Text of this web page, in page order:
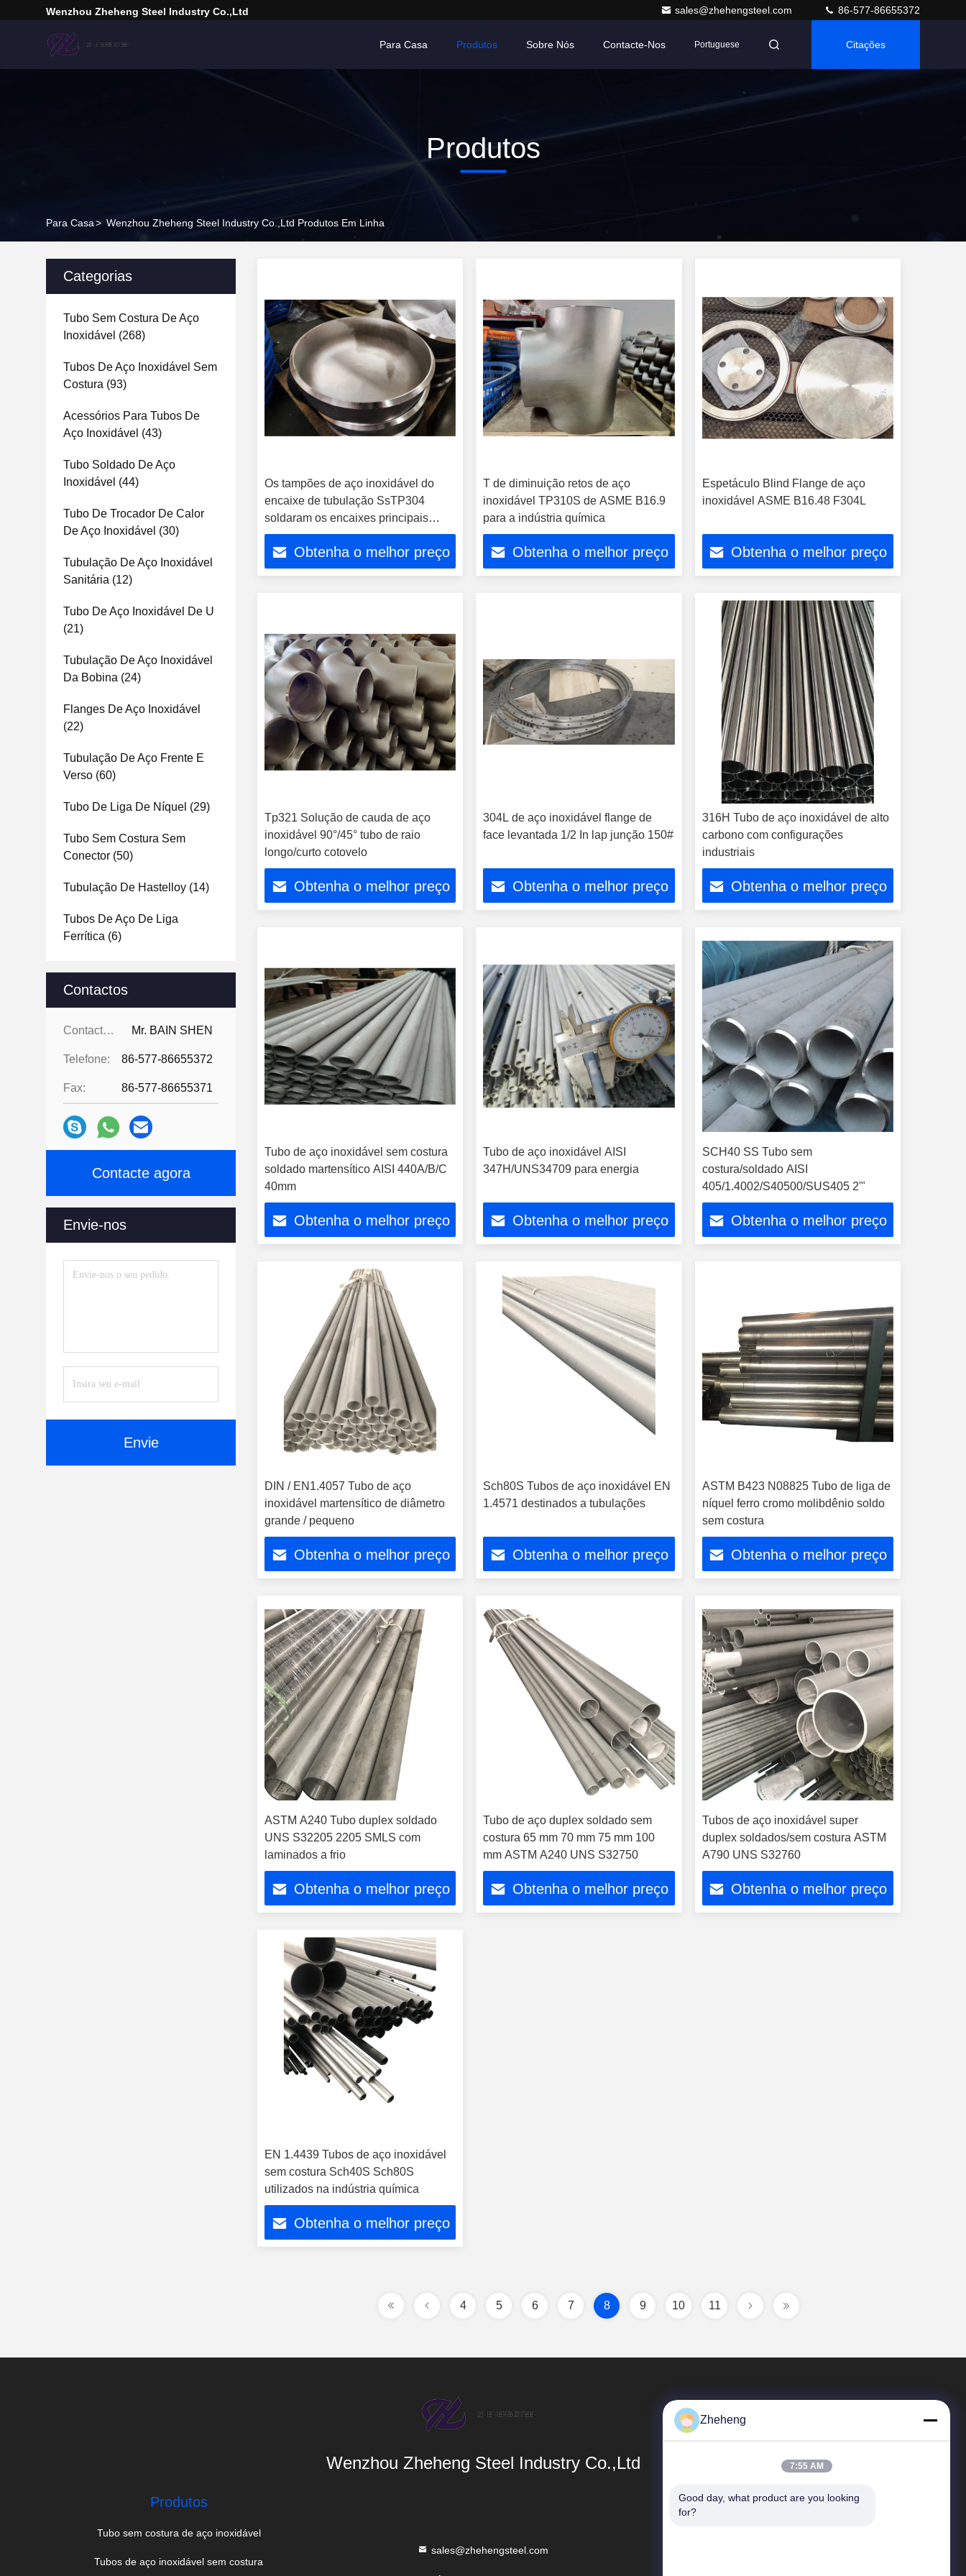
Wenzhou Zheheng Steel Industry Co.,Ltd sales@zhehengsteel.com 86-577-86655372
Para Casa Produtos Sobre Nós Contacte-Nos Portuguese Citações
Produtos
Para Casa> Wenzhou Zheheng Steel Industry Co.,Ltd Produtos Em Linha
Categorias
Tubo Sem Costura De Aço
Inoxidável (268)
Tubos De Aço Inoxidável Sem
Costura (93)
Acessórios Para Tubos De
Aço Inoxidável (43)
Tubo Soldado De Aço
Inoxidável (44)
Tubo De Trocador De Calor
De Aço Inoxidável (30)
Tubulação De Aço Inoxidável
Sanitária (12)
Tubo De Aço Inoxidável De U
(21)
Tubulação De Aço Inoxidável
Da Bobina (24)
Flanges De Aço Inoxidável
(22)
Tubulação De Aço Frente E
Verso (60)
Tubo De Liga De Níquel (29)
Tubo Sem Costura Sem
Conector (50)
Tubulação De Hastelloy (14)
Tubos De Aço De Liga
Ferrítica (6)
Contactos
Contactos: Mr. BAIN SHEN
Telefone: 86-577-86655372
Fax: 86-577-86655371
Contacte agora
Envie-nos
Envie
Os tampões de aço inoxidável do
encaixe de tubulação SsTP304
soldaram os encaixes principais
ovais do tampão de extremidade da
bola
Obtenha o melhor preço
T de diminuição retos de aço
inoxidável TP310S de ASME B16.9
para a indústria química
Obtenha o melhor preço
Espetáculo Blind Flange de aço
inoxidável ASME B16.48 F304L
Obtenha o melhor preço
Tp321 Solução de cauda de aço
inoxidável 90°/45° tubo de raio
longo/curto cotovelo
Obtenha o melhor preço
304L de aço inoxidável flange de
face levantada 1/2 In lap junção 150#
Obtenha o melhor preço
316H Tubo de aço inoxidável de alto
carbono com configurações
industriais
Obtenha o melhor preço
Tubo de aço inoxidável sem costura
soldado martensítico AISI 440A/B/C
40mm
Obtenha o melhor preço
Tubo de aço inoxidável AISI
347H/UNS34709 para energia
Obtenha o melhor preço
SCH40 SS Tubo sem
costura/soldado AISI
405/1.4002/S40500/SUS405 2'"
Obtenha o melhor preço
DIN / EN1.4057 Tubo de aço
inoxidável martensítico de diâmetro
grande / pequeno
Obtenha o melhor preço
Sch80S Tubos de aço inoxidável EN
1.4571 destinados a tubulações
Obtenha o melhor preço
ASTM B423 N08825 Tubo de liga de
níquel ferro cromo molibdênio soldo
sem costura
Obtenha o melhor preço
ASTM A240 Tubo duplex soldado
UNS S32205 2205 SMLS com
laminados a frio
Obtenha o melhor preço
Tubo de aço duplex soldado sem
costura 65 mm 70 mm 75 mm 100
mm ASTM A240 UNS S32750
Obtenha o melhor preço
Tubos de aço inoxidável super
duplex soldados/sem costura ASTM
A790 UNS S32760
Obtenha o melhor preço
EN 1.4439 Tubos de aço inoxidável
sem costura Sch40S Sch80S
utilizados na indústria química
Obtenha o melhor preço
4 5 6 7 8 9 10 11
Wenzhou Zheheng Steel Industry Co.,Ltd
Produtos
Tubo sem costura de aço inoxidável
Tubos de aço inoxidável sem costura
sales@zhehengsteel.com
Relações Rápidas
Zheheng
7:55 AM
Good day, what product are you looking
for?